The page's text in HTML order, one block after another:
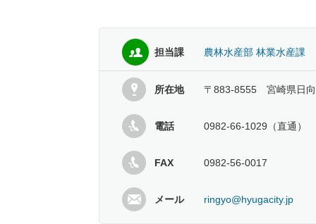
担当課 農林水産部 林業水産課
所在地 〒883-8555 宮崎県日
電話 0982-66-1029（直通）
FAX 0982-56-0017
メール ringyo@hyugacity.jp